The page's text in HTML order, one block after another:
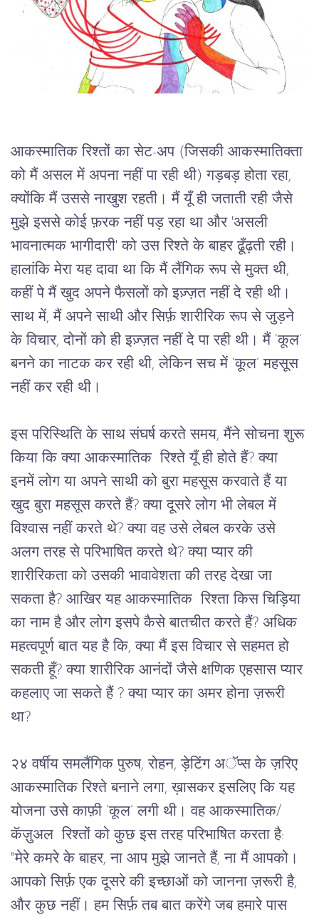
आकस्मातिक रिश्तों का सेट-अप (जिसकी आकस्मातिक्ता
को मैं असल में अपना नहीं पा रही थी) गड़बड़ होता रहा,
क्योंकि मैं उससे नाखुश रहती। मैं यूँ ही जताती रही जैसे
मुझे इससे कोई फ़रक नहीं पड़ रहा था और 'असली
भावनात्मक भागीदारी' को उस रिश्ते के बाहर ढूँढ़ती रही।
हालांकि मेरा यह दावा था कि मैं लैंगिक रूप से मुक्त थी,
कहीं पे मैं खुद अपने फैसलों को इज़्ज़त नहीं दे रही थी।
साथ में, मैं अपने साथी और सिर्फ़ शारीरिक रूप से जुड़ने
के विचार, दोनों को ही इज़्ज़त नहीं दे पा रही थी। मैं ‘कूल’
बनने का नाटक कर रही थी, लेकिन सच में ‘कूल’ महसूस
नहीं कर रही थी।
इस परिस्थिति के साथ संघर्ष करते समय, मैंने सोचना शुरू
किया कि क्या आकस्मातिक  रिश्ते यूँ ही होते हैं? क्या
इनमें लोग या अपने साथी को बुरा महसूस करवाते हैं या
खुद बुरा महसूस करते हैं? क्या दूसरे लोग भी लेबल में
विश्वास नहीं करते थे? क्या वह उसे लेबल करके उसे
अलग तरह से परिभाषित करते थे? क्या प्यार की
शारीरिकता को उसकी भावावेशता की तरह देखा जा
सकता है? आखिर यह आकस्मातिक  रिश्ता किस चिड़िया
का नाम है और लोग इसपे कैसे बातचीत करते हैं? अधिक
महत्वपूर्ण बात यह है कि, क्या मैं इस विचार से सहमत हो
सकती हूँ? क्या शारीरिक आनंदों जैसे क्षणिक एहसास प्यार
कहलाए जा सकते हैं ? क्या प्यार का अमर होना ज़रूरी
था?
२४ वर्षीय समलैंगिक पुरुष, रोहन, ड़ेटिंग अॅप्स के ज़रिए
आकस्मातिक रिश्ते बनाने लगा, ख़ासकर इसलिए कि यह
योजना उसे काफ़ी ‘कूल’ लगी थी। वह आकस्मातिक/
कॅज़ुअल  रिश्तों को कुछ इस तरह परिभाषित करता है:
"मेरे कमरे के बाहर, ना आप मुझे जानते हैं, ना मैं आपको।
आपको सिर्फ़ एक दूसरे की इच्छाओं को जानना ज़रूरी है,
और कुछ नहीं। हम सिर्फ़ तब बात करेंगे जब हमारे पास